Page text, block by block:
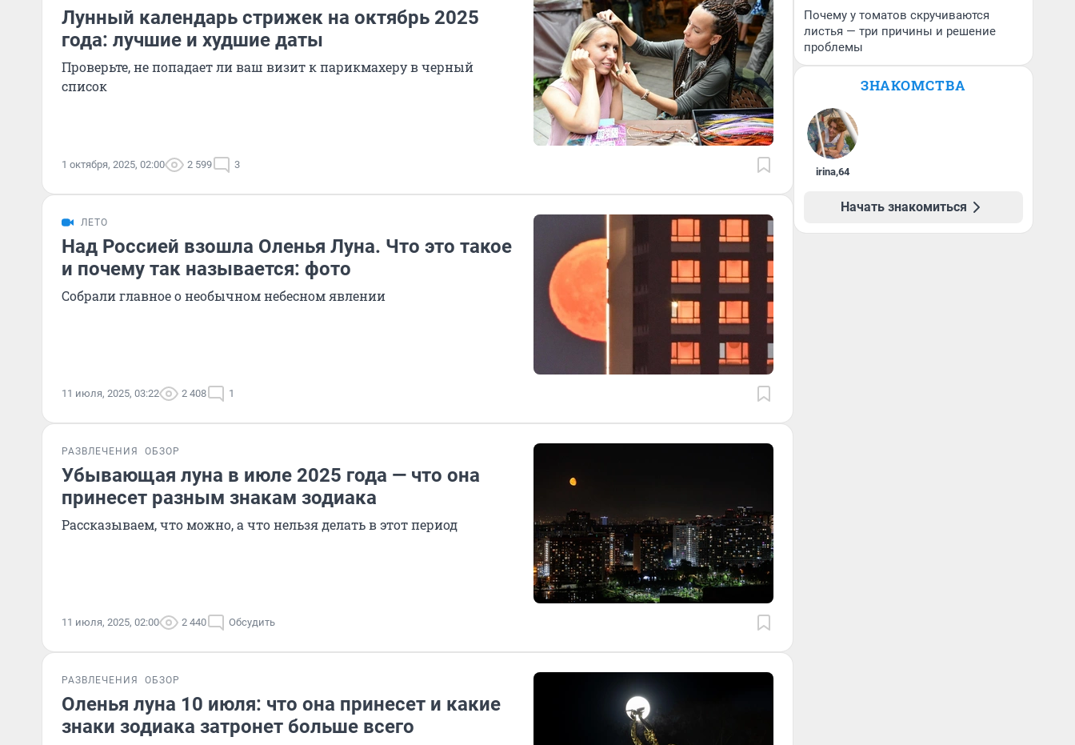
Лунный календарь стрижек на октябрь 2025
года: лучшие и худшие даты
Проверьте, не попадает ли ваш визит к парикмахеру в черный
список
1 октября, 2025, 02:00 2 599 3
ЛЕТО
Над Россией взошла Оленья Луна. Что это такое
и почему так называется: фото
Собрали главное о необычном небесном явлении
11 июля, 2025, 03:22 2 408 1
РАЗВЛЕЧЕНИЯ ОБЗОР
Убывающая луна в июле 2025 года — что она
принесет разным знакам зодиака
Рассказываем, что можно, а что нельзя делать в этот период
11 июля, 2025, 02:00 2 440 Обсудить
РАЗВЛЕЧЕНИЯ ОБЗОР
Оленья луна 10 июля: что она принесет и какие
знаки зодиака затронет больше всего
Почему у томатов скручиваются
листья — три причины и решение
проблемы
ЗНАКОМСТВА
irina,64
Начать знакомиться